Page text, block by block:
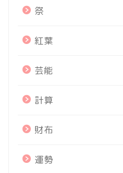
祭
紅葉
芸能
計算
財布
運勢